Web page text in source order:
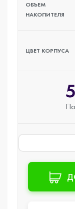
ОБЪЕМ
НАКОПИТЕЛЯ
ЦВЕТ КОРПУСА